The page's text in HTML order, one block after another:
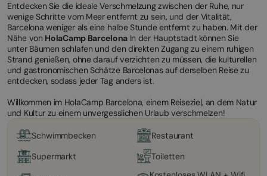
Entdecken Sie die ideale Verschmelzung zwischen der Ruhe, nur
wenige Schritte vom Meer entfernt zu sein, und der Vitalität,
Barcelona weniger als eine halbe Stunde entfernt zu haben. Mit der
Nähe von HolaCamp BarcelonaIn der Hauptstadt können Sie
unter Bäumen schlafen und den direkten Zugang zu einem ruhigen
Strand genießen, ohne darauf verzichten zu müssen, die kulturellen
und gastronomischen Schätze Barcelonas auf derselben Reise zu
entdecken, sodass jeder Tag anders ist.
Willkommen im HolaCamp Barcelona, einem Reiseziel, an dem Natur
und Kultur zu einem unvergesslichen Urlaub verschmelzen!
Schwimmbecken
Restaurant
Supermarkt
Toiletten